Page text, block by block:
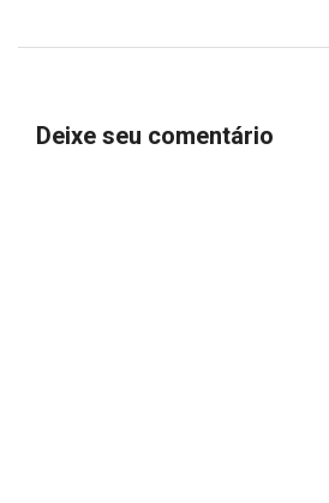
Deixe seu comentário